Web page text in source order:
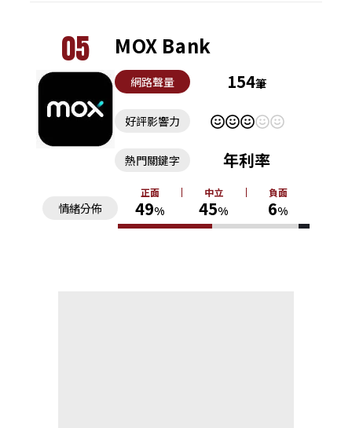
05 MOX Bank
網路聲量 154筆
好評影響力
情緒分佈
正面
49%
中立
45%
負面
6%
熱門關鍵字 年利率